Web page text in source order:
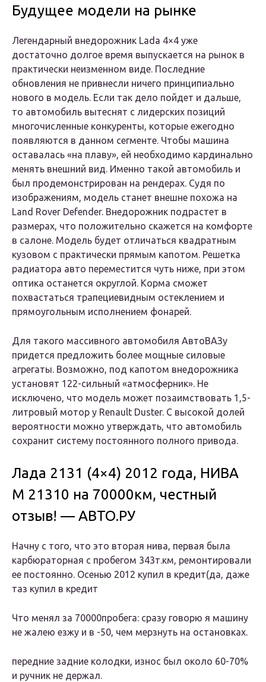
Будущее модели на рынке
Легендарный внедорожник Lada 4×4 уже
достаточно долгое время выпускается на рынок в
практически неизменном виде. Последние
обновления не привнесли ничего принципиально
нового в модель. Если так дело пойдет и дальше,
то автомобиль вытеснят с лидерских позиций
многочисленные конкуренты, которые ежегодно
появляются в данном сегменте. Чтобы машина
оставалась «на плаву», ей необходимо кардинально
менять внешний вид. Именно такой автомобиль и
был продемонстрирован на рендерах. Судя по
изображениям, модель станет внешне похожа на
Land Rover Defender. Внедорожник подрастет в
размерах, что положительно скажется на комфорте
в салоне. Модель будет отличаться квадратным
кузовом с практически прямым капотом. Решетка
радиатора авто переместится чуть ниже, при этом
оптика останется округлой. Корма сможет
похвастаться трапециевидным остеклением и
прямоугольным исполнением фонарей.
Для такого массивного автомобиля АвтоВАЗу
придется предложить более мощные силовые
агрегаты. Возможно, под капотом внедорожника
установят 122-сильный «атмосферник». Не
исключено, что модель может позаимствовать 1,5-
литровый мотор у Renault Duster. С высокой долей
вероятности можно утверждать, что автомобиль
сохранит систему постоянного полного привода.
Лада 2131 (4×4) 2012 года, НИВА
М 21310 на 70000км, честный
отзыв! — АВТО.РУ
Начну с того, что это вторая нива, первая была
карбюраторная с пробегом 343т.км, ремонтировали
ее постоянно. Осенью 2012 купил в кредит(да, даже
таз купил в кредит
Что менял за 70000пробега: сразу говорю я машину
не жалею езжу и в -50, чем мерзнуть на остановках.
передние задние колодки, износ был около 60-70%
и ручник не держал.